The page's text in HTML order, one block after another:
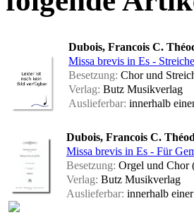
Dubois, Francois C.
Missa brevis in Es -
Besetzung: Chor und
Verlag: Butz Musikverlag
Auslieferbar: innerhalb
Dubois, Francois C.
Missa brevis in Es - Für
Besetzung: Orgel und Chor
Verlag: Butz Musikverlag
Auslieferbar: innerhalb